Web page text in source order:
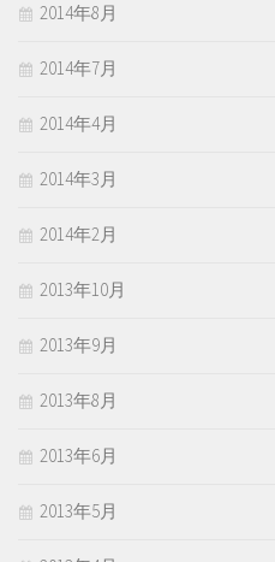
2014年8月
2014年7月
2014年4月
2014年3月
2014年2月
2013年10月
2013年9月
2013年8月
2013年6月
2013年5月